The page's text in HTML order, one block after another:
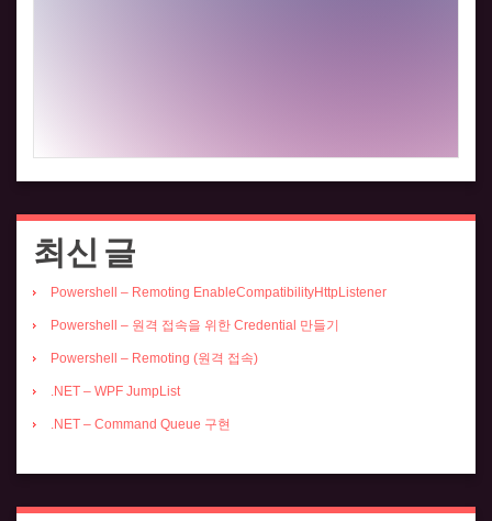
최신 글
Powershell – Remoting EnableCompatibilityHttpListener
Powershell – 원격 접속을 위한 Credential 만들기
Powershell – Remoting (원격 접속)
.NET – WPF JumpList
.NET – Command Queue 구현